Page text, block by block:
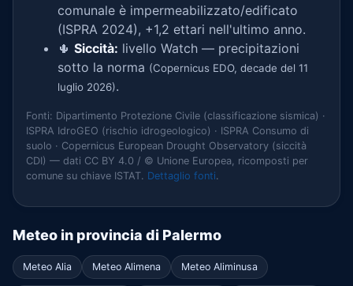
comunale è impermeabilizzato/edificato
(ISPRA 2024), +1,2 ettari nell'ultimo anno.
🌵 Siccità: livello Watch — precipitazioni
sotto la norma (Copernicus EDO, decade del 11
luglio 2026).
Fonti: Dipartimento Protezione Civile (classificazione sismica) ·
ISPRA IdroGEO (rischio idrogeologico) · ISPRA Consumo di
suolo · Copernicus European Drought Observatory (siccità
CDI) — dati CC BY 4.0 / © Unione Europea, ricomposti per
comune su chiave ISTAT. Dettaglio fonti.
Meteo in provincia di Palermo
Meteo Alia Meteo Alimena Meteo Aliminusa